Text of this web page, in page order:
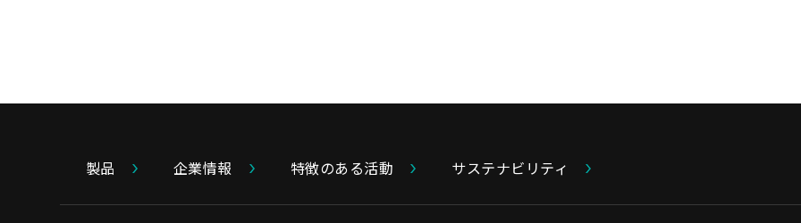
#YouTube #キャタラートーナメント
製品 企業情報 特徴のある活動 サステナビリティ